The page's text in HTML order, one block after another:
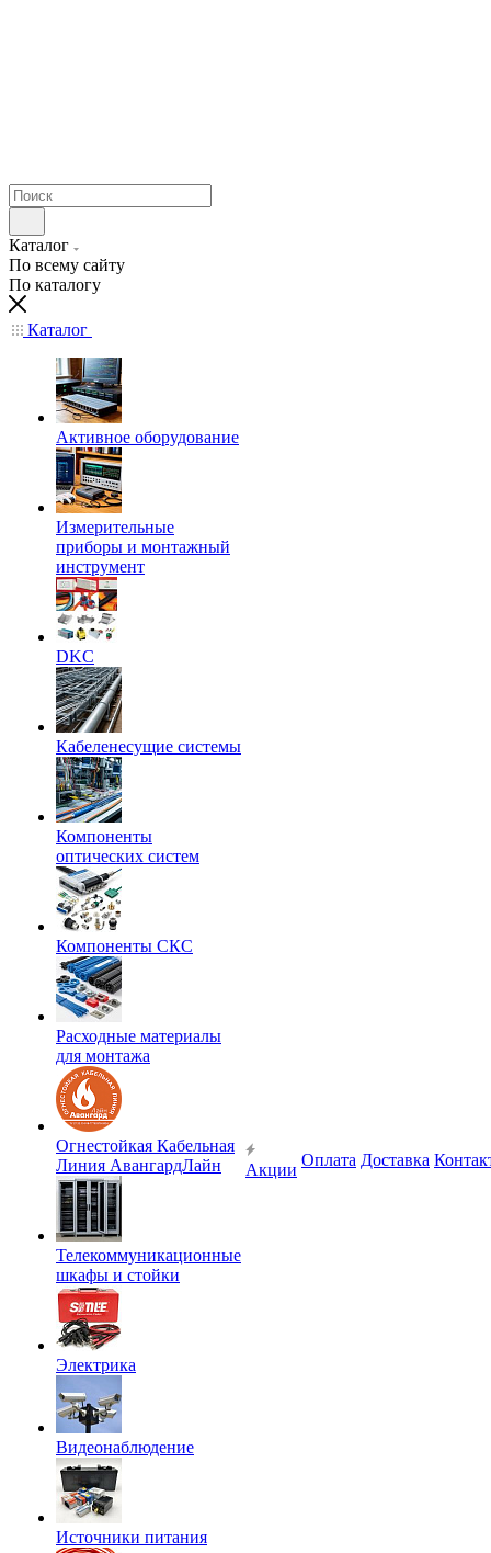
Каталог
По всему сайту
По каталогу
Каталог
Активное оборудование
Измерительные
приборы и монтажный
инструмент
DKC
Кабеленесущие системы
Компоненты
оптических систем
Компоненты СКС
Расходные материалы
для монтажа
Огнестойкая Кабельная
Линия АвангардЛайн
Телекоммуникационные
шкафы и стойки
Электрика
Видеонаблюдение
Источники питания
Акции
Оплата Доставка